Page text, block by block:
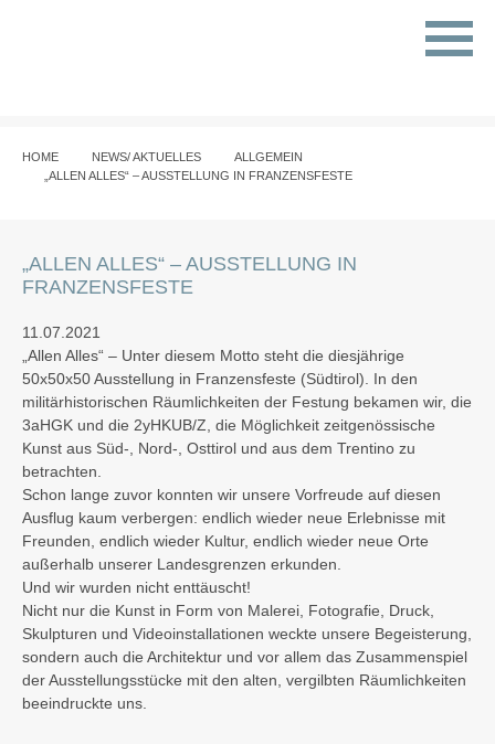
HOME NEWS/ AKTUELLES
ALLGEMEIN
„ALLEN ALLES“ – AUSSTELLUNG IN FRANZENSFESTE
„ALLEN ALLES“ – AUSSTELLUNG IN
FRANZENSFESTE
11.07.2021
„Allen Alles“ – Unter diesem Motto steht die diesjährige
50x50x50 Ausstellung in Franzensfeste (Südtirol). In den
militärhistorischen Räumlichkeiten der Festung bekamen wir, die
3aHGK und die 2yHKUB/Z, die Möglichkeit zeitgenössische
Kunst aus Süd-, Nord-, Osttirol und aus dem Trentino zu
betrachten.
Schon lange zuvor konnten wir unsere Vorfreude auf diesen
Ausflug kaum verbergen: endlich wieder neue Erlebnisse mit
Freunden, endlich wieder Kultur, endlich wieder neue Orte
außerhalb unserer Landesgrenzen erkunden.
Und wir wurden nicht enttäuscht!
Nicht nur die Kunst in Form von Malerei, Fotografie, Druck,
Skulpturen und Videoinstallationen weckte unsere Begeisterung,
sondern auch die Architektur und vor allem das Zusammenspiel
der Ausstellungsstücke mit den alten, vergilbten Räumlichkeiten
beeindruckte uns.